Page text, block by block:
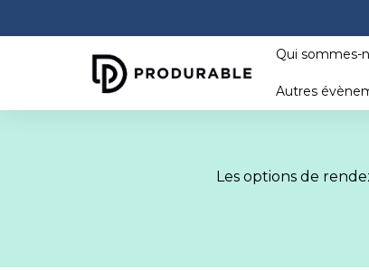
Qui sommes-
Autres
Les options de